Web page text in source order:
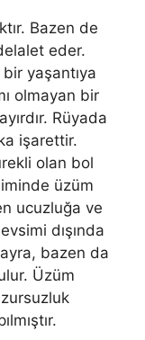
Bazen de
eder.
yaşantıya
olmayan bir
Rüyada
işarettir.
olan bol
üzüm
ucuzluğa ve
dışında
bazen da
Üzüm